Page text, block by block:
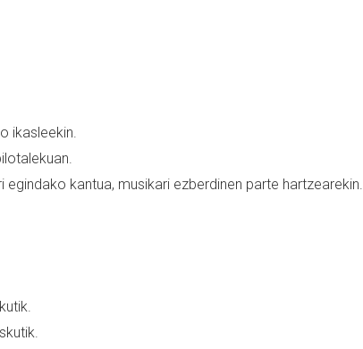
ikasleekin.
egindako kantua, musikari ezberdinen parte hartzearekin.